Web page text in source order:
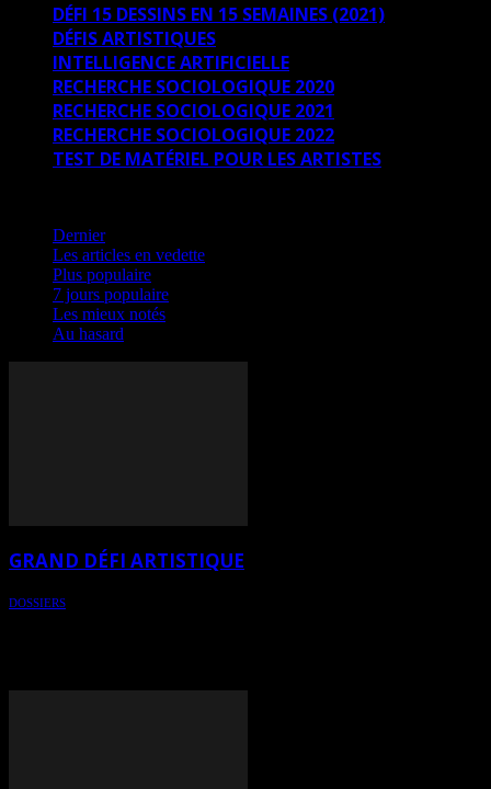
DÉFI 15 DESSINS EN 15 SEMAINES (2021)
DÉFIS ARTISTIQUES
INTELLIGENCE ARTIFICIELLE
RECHERCHE SOCIOLOGIQUE 2020
RECHERCHE SOCIOLOGIQUE 2021
RECHERCHE SOCIOLOGIQUE 2022
TEST DE MATÉRIEL POUR LES ARTISTES
Dernier
Les articles en vedette
Plus populaire
7 jours populaire
Les mieux notés
Au hasard
GRAND DÉFI ARTISTIQUE
DOSSIERS